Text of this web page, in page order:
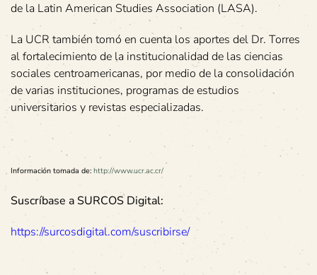
de la Latin American Studies Association (LASA).
La UCR también tomó en cuenta los aportes del Dr. Torres
al fortalecimiento de la institucionalidad de las ciencias
sociales centroamericanas, por medio de la consolidación
de varias instituciones, programas de estudios
universitarios y revistas especializadas.
Información tomada de: http://www.ucr.ac.cr/
Suscríbase a SURCOS Digital:
https://surcosdigital.com/suscribirse/